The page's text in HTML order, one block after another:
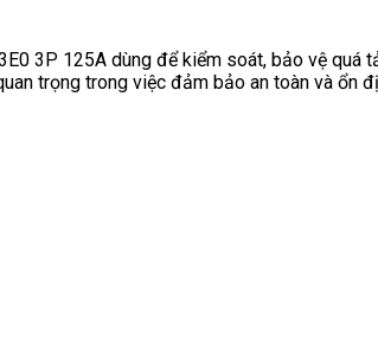
3P 125A dùng để kiểm soát, bảo vệ quá
trọng trong việc đảm bảo an toàn và ổn